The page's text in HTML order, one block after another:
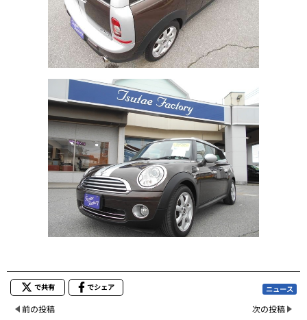
で共有 でシェア ニュース
前の投稿 次の投稿